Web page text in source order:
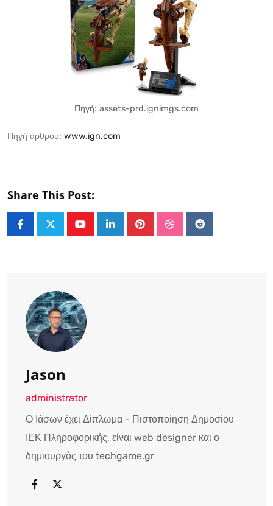
Πηγή: assets-prd.ignimgs.com
Πηγή άρθρου: www.ign.com
Share This Post:
YoutubeLinkedInPinterestStumbleUpon
Reddit
Jason
administrator
Ο Ιάσων έχει Δίπλωμα - Πιστοποίηση Δημοσίου
ΙΕΚ Πληροφορικής, είναι web designer και ο
δημιουργός του techgame.gr